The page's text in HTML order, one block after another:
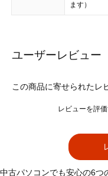
ます）
ユーザーレビュー
この商品に寄せられたレ
レビューを評
中古パソコンでも安心の6つ